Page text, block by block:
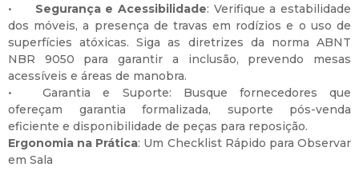
•
Segurança e Acessibilidade: Verifique a estabilidade
dos móveis, a presença de travas em rodízios e o uso de
superfícies atóxicas. Siga as diretrizes da norma ABNT
NBR 9050 para garantir a inclusão, prevendo mesas
acessíveis e áreas de manobra.
•
Garantia e Suporte: Busque fornecedores que
ofereçam garantia formalizada, suporte pós-venda
eficiente e disponibilidade de peças para reposição.
Ergonomia na Prática: Um Checklist Rápido para Observar
em Sala